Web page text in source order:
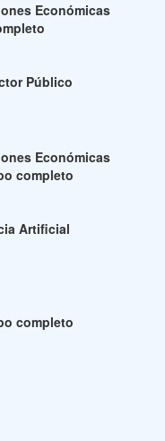
Económicas
Público
Económicas
completo
Artificial
completo